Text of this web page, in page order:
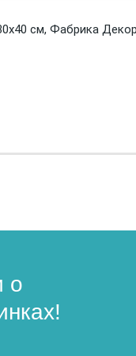
30х40 см, Фабрика
о